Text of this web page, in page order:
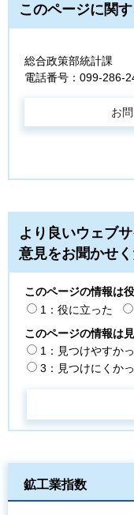
このページに関
総合政策部統計課
電話番号：099-286-
より良いウェブ
意見をお聞かせ
このページの情報は
1：役に立った
このページの情報は
1：見つけやすか
3：見つけにくか
鉱工業指数